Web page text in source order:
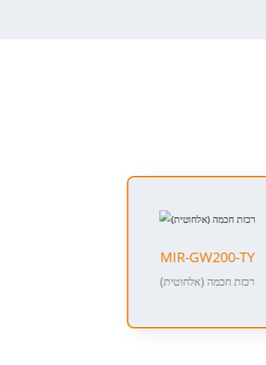
MIR-GW200-TY
רכזת חכמה (אלחוטית)